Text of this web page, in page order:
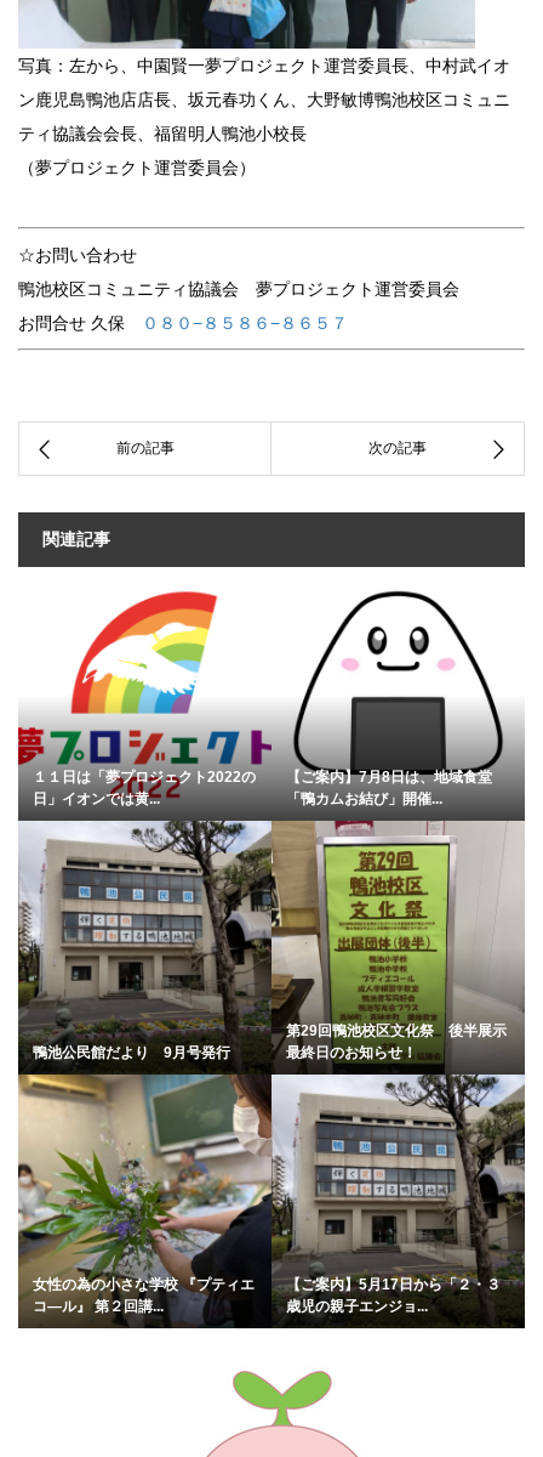
写真：左から、中園賢一夢プロジェクト運営委員長、中村武イオ
ン鹿児島鴨池店店長、坂元春功くん、大野敏博鴨池校区コミュニ
ティ協議会会長、福留明人鴨池小校長
（夢プロジェクト運営委員会）
☆お問い合わせ
鴨池校区コミュニティ協議会 夢プロジェクト運営委員会
お問合せ 久保
０８０−８５８６−８６５７
関連記事
１１日は「夢プロジェクト2022の
日」イオンでは黄...
【ご案内】7月8日は、地域食堂
「鴨カムお結び」開催...
鴨池公民館だより 9月号発行
第29回鴨池校区文化祭 後半展示
最終日のお知らせ！
女性の為の小さな学校 『プティエ
コ―ル』 第２回講...
【ご案内】5月17日から「２・３
歳児の親子エンジョ...